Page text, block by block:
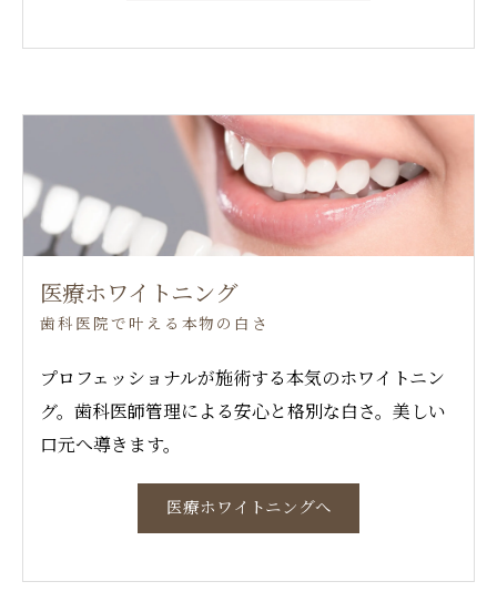
医療ホワイトニング
歯科医院で叶える本物の白さ
プロフェッショナルが施術する本気のホワイトニン
グ。歯科医師管理による安心と格別な白さ。美しい
口元へ導きます。
医療ホワイトニングへ